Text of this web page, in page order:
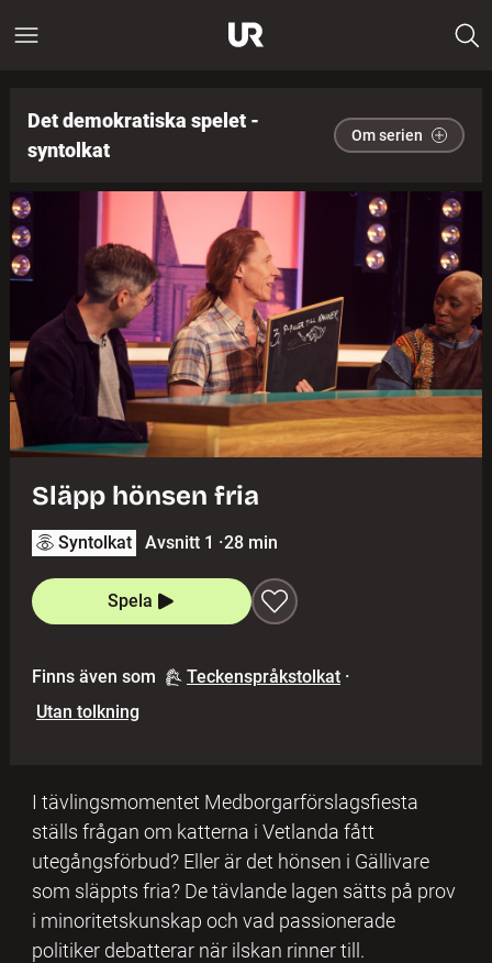
Det demokratiska spelet -
syntolkat
Om serien
Släpp hönsen fria
Syntolkat Avsnitt 1 ·28 min
Spela
Finns även som Teckenspråkstolkat ·
Utan tolkning
I tävlingsmomentet Medborgarförslagsfiesta
ställs frågan om katterna i Vetlanda fått
utegångsförbud? Eller är det hönsen i Gällivare
som släppts fria? De tävlande lagen sätts på prov
i minoritetskunskap och vad passionerade
politiker debatterar när ilskan rinner till.